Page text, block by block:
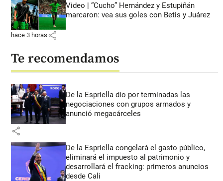
Video | “Cucho” Hernández y Estupiñán
marcaron: vea sus goles con Betis y Juárez
hace 3 horas share
Te recomendamos
De la Espriella dio por terminadas las
negociaciones con grupos armados y
anunció megacárceles
share
De la Espriella congelará el gasto público,
eliminará el impuesto al patrimonio y
desarrollará el fracking: primeros anuncios
desde Cali